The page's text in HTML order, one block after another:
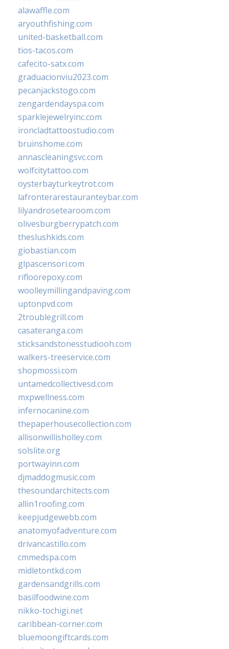
alawaffle.com
aryouthfishing.com
united-basketball.com
tios-tacos.com
cafecito-satx.com
graduacionviu2023.com
pecanjackstogo.com
zengardendayspa.com
sparklejewelryinc.com
ironcladtattoostudio.com
bruinshome.com
annascleaningsvc.com
wolfcitytattoo.com
oysterbayturkeytrot.com
lafronterarestauranteybar.com
lilyandrosetearoom.com
olivesburgberrypatch.com
theslushkids.com
giobastian.com
glpascensori.com
rifloorepoxy.com
woolleymillingandpaving.com
uptonpvd.com
2troublegrill.com
casateranga.com
sticksandstonesstudiooh.com
walkers-treeservice.com
shopmossi.com
untamedcollectivesd.com
mxpwellness.com
infernocanine.com
thepaperhousecollection.com
allisonwillisholley.com
solslite.org
portwayinn.com
djmaddogmusic.com
thesoundarchitects.com
allin1roofing.com
keepjudgewebb.com
anatomyofadventure.com
drivancastillo.com
cmmedspa.com
midletontkd.com
gardensandgrills.com
basilfoodwine.com
nikko-tochigi.net
caribbean-corner.com
bluemoongiftcards.com